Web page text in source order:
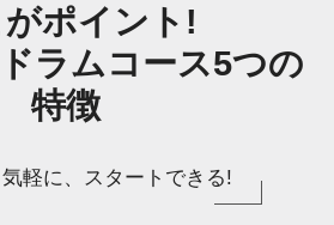
ポイント!
ラムコース5つの
特徴
軽に、スタートできる!